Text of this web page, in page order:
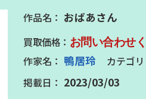
おばあさん
お問い合わせ
鴨居玲
2023/03/03